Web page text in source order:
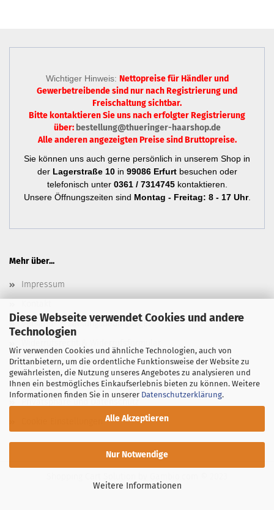
Diese Webseite verwendet Cookies und andere
Technologien
Wir verwenden Cookies und ähnliche Technologien, auch von
Drittanbietern, um die ordentliche Funktionsweise der Website zu
gewährleisten, die Nutzung unseres Angebotes zu analysieren und
Ihnen ein bestmögliches Einkaufserlebnis bieten zu können. Weitere
Informationen finden Sie in unserer Datenschutzerklärung.
Alle Akzeptieren
Nur Notwendige
Weitere Informationen
Wichtiger Hinweis: Nettopreise für Händler und
Gewerbetreibende sind nurnach Registrierungund
Freischaltung sichtbar.
Bitte kontaktieren Sie uns nach erfolgter Registrierung
über: bestellung@thueringer-haarshop.de
Alle anderen angezeigten Preise sind Bruttopreise.
Sie können uns auch gerne persönlich in unserem Shop in
der Lagerstraße 10in 99086 Erfurtbesuchen oder
telefonisch unter 0361 / 7314745kontaktieren.
Unsere Öffnungszeiten sind Montag - Freitag: 8 - 17 Uhr.
Mehr über...
Impressum
Versand- & Zahlungsbedingungen
Newsletter
AGB